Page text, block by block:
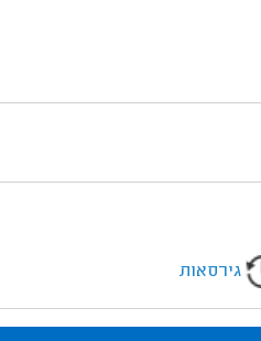
גירסאות